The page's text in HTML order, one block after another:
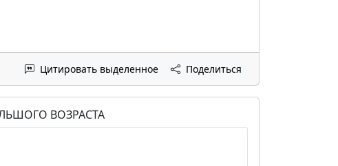
Цитировать выделенное Поделиться
ВОЗРАСТА